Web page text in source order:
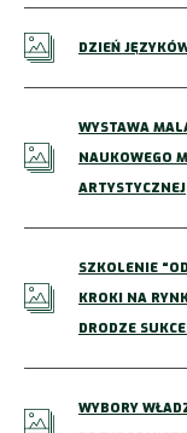
DZIEŃ
WYSTAWA
NAUKOWEGO
ARTYSTYCZNEJ
SZKOLENIE
KROKI NA
DRODZE
WYBORY